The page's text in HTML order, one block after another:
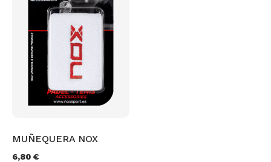
MUÑEQUERA NOX
6,80 €